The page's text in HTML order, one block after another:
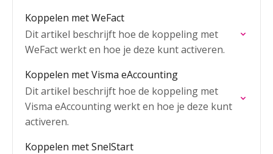
Koppelen met WeFact
Dit artikel beschrijft hoe de koppeling met
WeFact werkt en hoe je deze kunt activeren.
Koppelen met Visma eAccounting
Dit artikel beschrijft hoe de koppeling met
Visma eAccounting werkt en hoe je deze kunt
activeren.
Koppelen met SnelStart